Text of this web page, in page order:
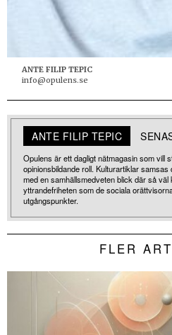
ANTE FILIP TEPIC
info@opulens.se
ANTE FILIP TEPIC
Opulens är ett dagligt nätmagasin som vill
opinionsbildande roll. Kulturartiklar
med en samhällsmedveten blick där så
yttrandefriheten som de sociala
utgångspunkter.
FLER